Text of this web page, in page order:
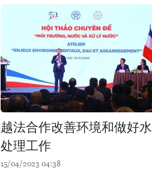
越法合作改善环境和做好水
处理工作
15/04/2023 04:38